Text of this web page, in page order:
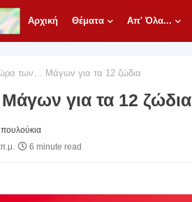
Αρχική Θέματα Απ' Όλα...
των… Μάγων για τα 12 ζώδια
για τα 12 ζώδια
6 minute read